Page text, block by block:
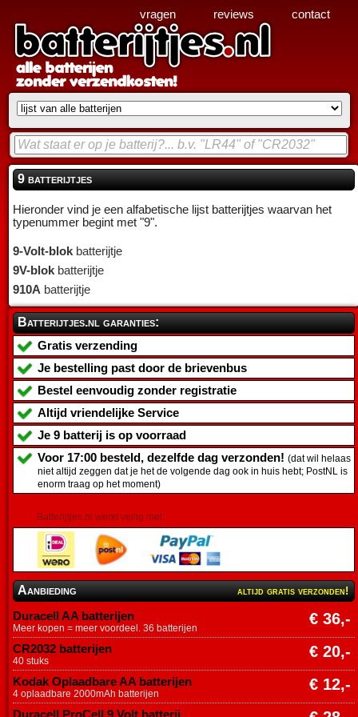
9 batterijtjes
Hieronder vind je een alfabetische lijst batterijtjes waarvan het
typenummer begint met "9".
9-Volt-blok batterijtje
9V-blok batterijtje
910A batterijtje
Batterijtjes.nl garanties:
Gratis verzending
Je bestelling past door de brievenbus
Bestel eenvoudig zonder registratie
Altijd vriendelijke Service
Je 9 batterij is op voorraad
Voor 17:00 besteld, dezelfde dag verzonden! (dat wil helaas
niet altijd zeggen dat je het de volgende dag ook in huis hebt; PostNL is
enorm traag op het moment)
Batterijtjes.nl werkt veilig met:
Aanbieding altijd gratis verzonden!
Duracell AA batterijen € 36,-
Meer kopen = meer voordeel. 36 batterijen
CR2032 batterijen € 20,-
40 stuks
Kodak Oplaadbare AA batterijen € 12,-
4 oplaadbare 2000mAh batterijen
vragen reviews contact